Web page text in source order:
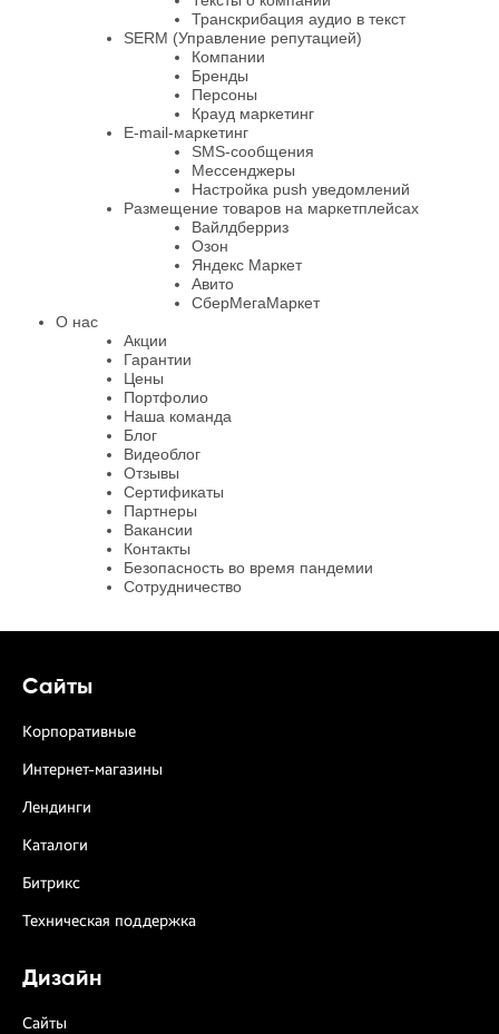
Транскрибация аудио в текст
SERM (Управление репутацией)
Компании
Бренды
Персоны
Крауд маркетинг
E-mail-маркетинг
SMS-сообщения
Мессенджеры
Настройка push уведомлений
Размещение товаров на маркетплейсах
Вайлдберриз
Озон
Яндекс Маркет
Авито
СберМегаМаркет
О нас
Акции
Гарантии
Цены
Портфолио
Наша команда
Блог
Видеоблог
Отзывы
Сертификаты
Партнеры
Вакансии
Контакты
Безопасность во время пандемии
Сотрудничество
Сайты
Корпоративные
Интернет-магазины
Лендинги
Каталоги
Битрикс
Техническая поддержка
Дизайн
Сайты